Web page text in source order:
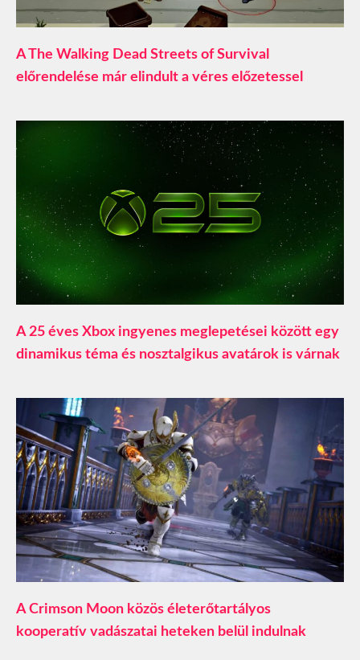
A The Walking Dead Streets of Survival
előrendelése már elindult a véres előzetessel
A 25 éves Xbox ingyenes meglepetései között egy
dinamikus téma és nosztalgikus avatárok is várnak
A Crimson Moon közös életerőtartályos
kooperatív vadászatai heteken belül indulnak